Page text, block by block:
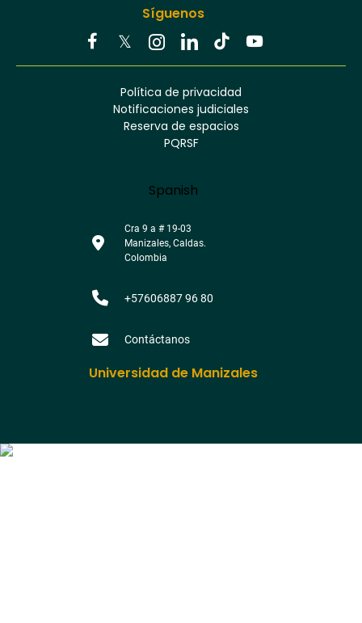
Síguenos
TwitterInstagramLinkedinTiktokYoutube
Política de privacidad
Notificaciones judiciales
Reserva de espacios
PQRSF
Language
Spanish
Cra 9 a # 19-03
Manizales, Caldas.
Colombia
+57606887 96 80
Contáctanos
Universidad de Manizales